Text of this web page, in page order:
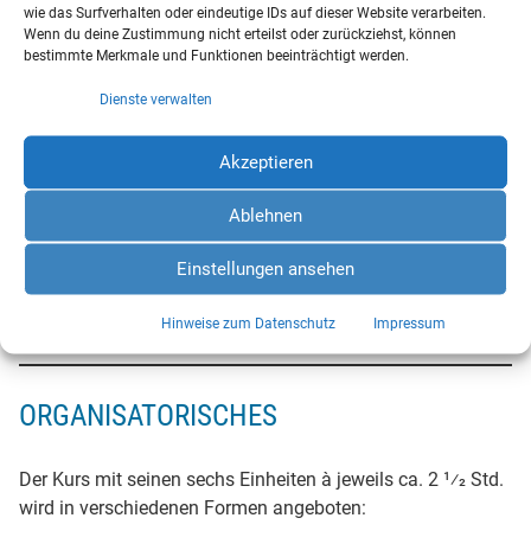
wie das Surfverhalten oder eindeutige IDs auf dieser Website verarbeiten.
Wenn du deine Zustimmung nicht erteilst oder zurückziehst, können
bestimmte Merkmale und Funktionen beeinträchtigt werden.
Dienste verwalten
Akzeptieren
Ablehnen
Einstellungen ansehen
Hinweise zum Datenschutz Impressum
Auf den Info‐Seiten zuEPL und KEKfinden Sie eineListe
der deutschlandweiten Anbieter. In der Diözese München
wenden Sie sich bitte an das Sekretariat „Ehevorbereitung“
im Fachbereich Ehevorbereitung und -begleitung.
ORGANISATORISCHES
Der Kurs mit seinen sechs Einheiten à jeweils ca. 2 1⁄2 Std.
wird in verschiedenen Formen angeboten: